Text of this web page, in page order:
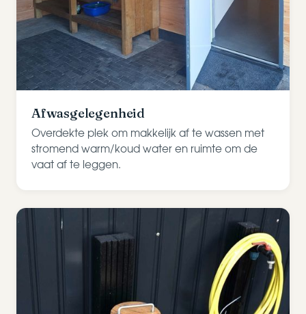
Afwasgelegenheid
Overdekte plek om makkelijk af te wassen met
stromend warm/koud water en ruimte om de
vaat af te leggen.